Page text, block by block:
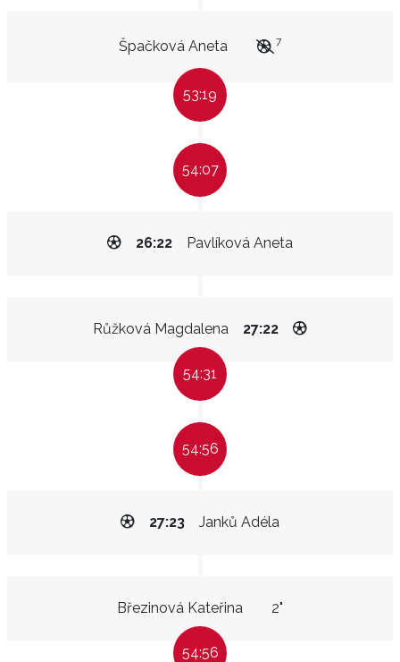
Špačková Aneta 7
53:19
54:07
Pavlíková Aneta
26:22
Růžková Magdalena 27:22
54:31
54:56
Janků Adéla
27:23
Březinová Kateřina 2"
54:56